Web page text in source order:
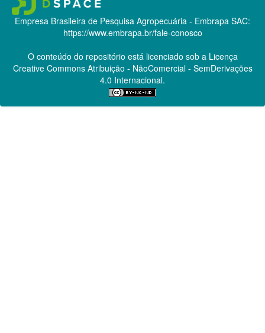
Empresa Brasileira de Pesquisa Agropecuária - Embrapa SAC:
https://www.embrapa.br/fale-conosco
O conteúdo do repositório está licenciado sob a Licença
Creative CommonsAtribuição - NãoComercial - SemDerivações
4.0 Internacional.